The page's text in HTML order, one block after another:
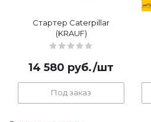
Стартер Caterpillar
(KRAUF)
14 580 руб./шт
Под заказ